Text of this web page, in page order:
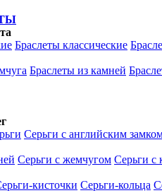
Браслеты классические
Браслеты из камней
Серьги с английским
Серьги с жемчугом Серьги с
кисточки Серьги-кольца